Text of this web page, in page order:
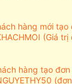
hàng mới tạo
(Giá
hàng tạo đơn